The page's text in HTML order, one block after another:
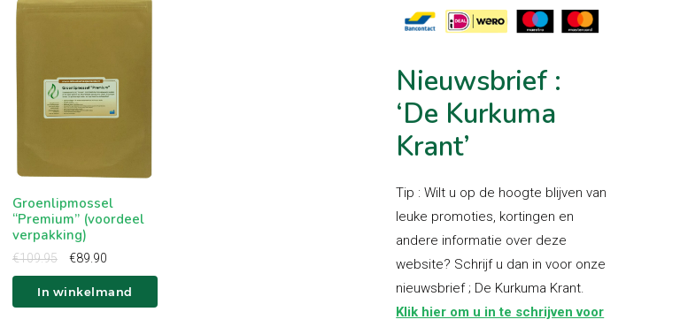
Groenlipmossel
“Premium” (voordeel
verpakking)
€109.95
Oorspronkelijke
€109.95.
€89.90Huidige
€89.90.
In winkelmand
Nieuwsbrief :
‘De Kurkuma
Krant’
Tip : Wilt u op de hoogte blijven van
leuke promoties, kortingen en
andere informatie over deze
website? Schrijf u dan in voor onze
nieuwsbrief ; De Kurkuma Krant.
Klik hier om u in te schrijven voor